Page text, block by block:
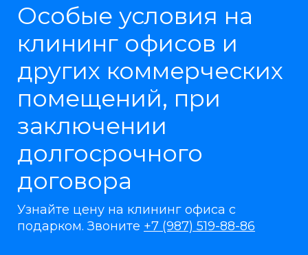
Особые условия на
клининг офисов и
других коммерческих
помещений, при
заключении
долгосрочного
договора
Узнайте цену на клининг офиса с
подарком. Звоните +7 (987) 519-88-86